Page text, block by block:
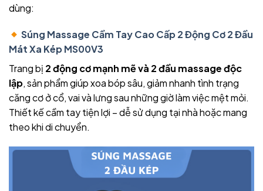
dùng:
Súng Massage Cầm Tay Cao Cấp 2 Động Cơ 2 Đầu
Mát Xa Kép MS00V3
Trang bị 2 động cơ mạnh mẽ và 2 đầu massage độc
lập, sản phẩm giúp xoa bóp sâu, giảm nhanh tình trạng
căng cơ ở cổ, vai và lưng sau những giờ làm việc mệt mỏi.
Thiết kế cầm tay tiện lợi – dễ sử dụng tại nhà hoặc mang
theo khi di chuyển.